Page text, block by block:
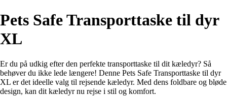
Pets Safe Transporttaske til dyr
XL
Er du på udkig efter den perfekte transporttaske til dit kæledyr? Så
behøver du ikke lede længere! Denne Pets Safe Transporttaske til dyr
XL er det ideelle valg til rejsende kæledyr. Med dens foldbare og bløde
design, kan dit kæledyr nu rejse i stil og komfort.